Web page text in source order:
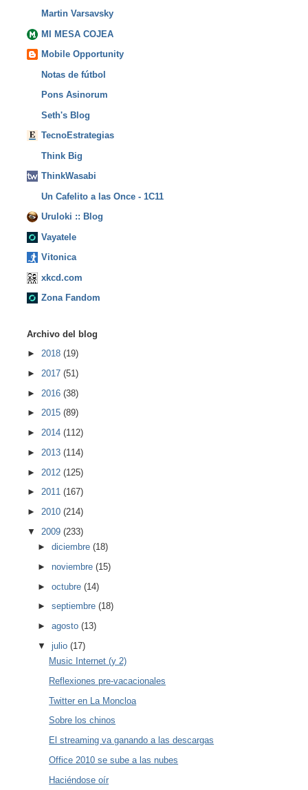
Martin Varsavsky
MI MESA COJEA
Mobile Opportunity
Notas de fútbol
Pons Asinorum
Seth's Blog
TecnoEstrategias
Think Big
ThinkWasabi
Un Cafelito a las Once - 1C11
Uruloki :: Blog
Vayatele
Vitonica
xkcd.com
Zona Fandom
Archivo del blog
► 2018 (19)
► 2017 (51)
► 2016 (38)
► 2015 (89)
► 2014 (112)
► 2013 (114)
► 2012 (125)
► 2011 (167)
► 2010 (214)
▼ 2009 (233)
►diciembre(18)
►noviembre(15)
►octubre(14)
►septiembre(18)
►agosto(13)
▼julio(17)
Music Internet (y 2)
Reflexiones pre-vacacionales
Twitter en La Moncloa
Sobre los chinos
El streaming va ganando a las descargas
Office 2010 se sube a las nubes
Haciéndose oír